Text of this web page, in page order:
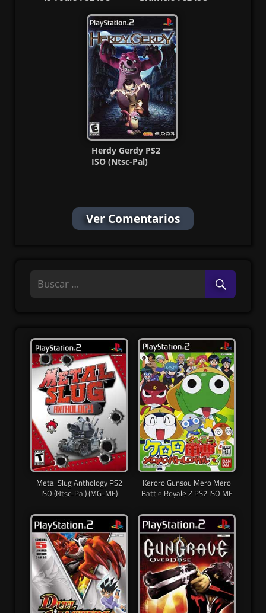
MG-MF
Herdy Gerdy PS2
ISO (Ntsc-Pal)
Ver Comentarios
Metal Slug Anthology PS2
ISO (Ntsc-Pal) (MG-MF)
Keroro Gunsou Mero Mero
Battle Royale Z PS2 ISO MF